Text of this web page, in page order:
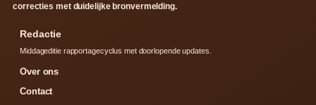
correcties met duidelijke bronvermelding.
Redactie
Middageditie rapportagecyclus met doorlopende updates.
Over ons
Contact